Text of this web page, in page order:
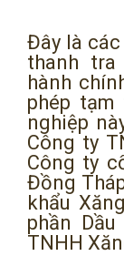
Đây là
thanh tra
hành
phép tạm
nghiệp
Công ty
Công ty
Đồng
khẩu
phần
TNHH